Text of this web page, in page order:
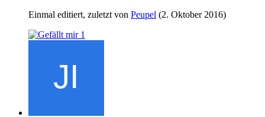
Einmal editiert, zuletzt von Peupel (2. Oktober 2016)
1